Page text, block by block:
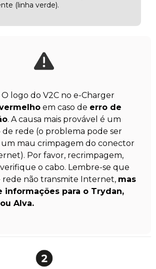
(linha verde).
O logo do V2C no e-Charger
em caso de erro de
. A causa mais provável é um
de rede (o problema pode ser
mau crimpagem do conector
Por favor, recrimpagem,
o cabo. Lembre-se que
rede não transmite Internet, mas
informações para o Trydan,
Alva.